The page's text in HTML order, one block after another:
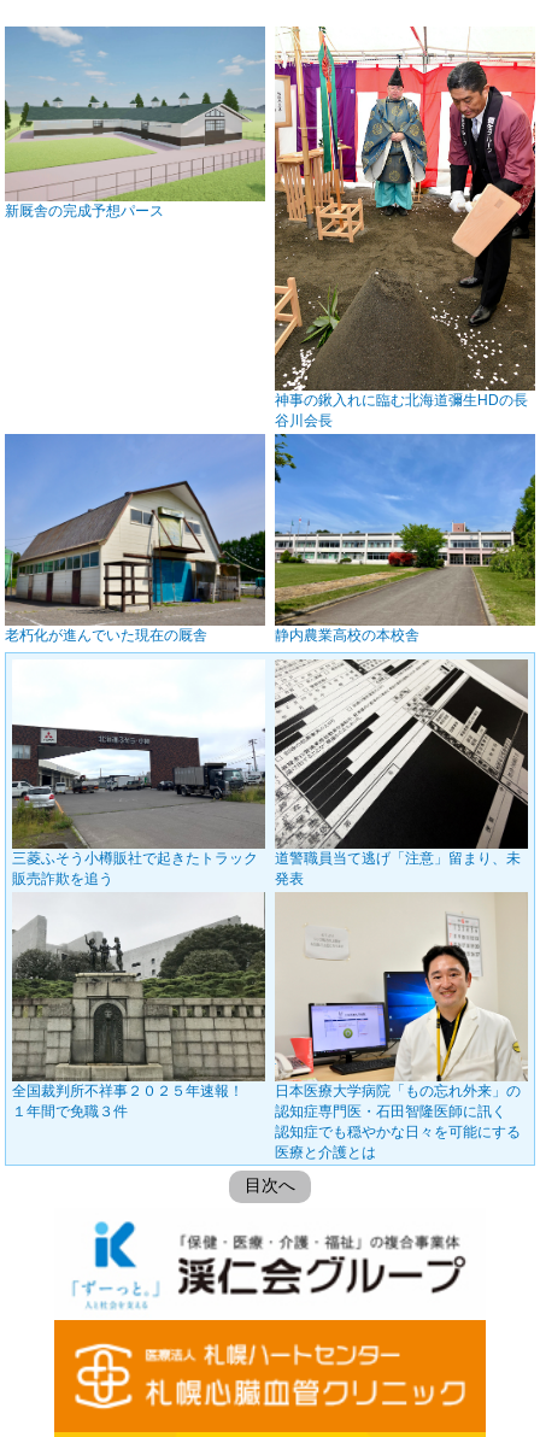
新厩舎の完成予想パース
神事の鍬入れに臨む北海道彌生HDの長
谷川会長
老朽化が進んでいた現在の厩舎 静内農業高校の本校舎
三菱ふそう小樽販社で起きたトラック
販売詐欺を追う
道警職員当て逃げ「注意」留まり、未
発表
全国裁判所不祥事２０２５年速報！
１年間で免職３件
日本医療大学病院「もの忘れ外来」の
認知症専門医・石田智隆医師に訊く
認知症でも穏やかな日々を可能にする
医療と介護とは
目次へ